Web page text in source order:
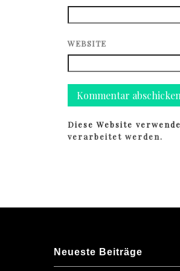
WEBSITE
Diese Website
verarbeitet werden.
Neueste Beiträge